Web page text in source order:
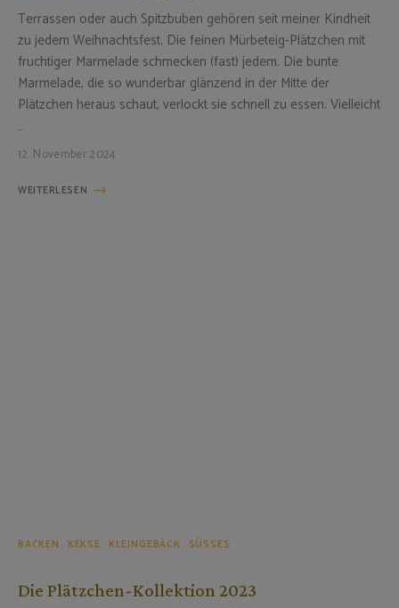
Terrassen oder auch Spitzbuben gehören seit meiner Kindheit
zu jedem Weihnachtsfest. Die feinen Mürbeteig-Plätzchen mit
fruchtiger Marmelade schmecken (fast) jedem. Die bunte
Marmelade, die so wunderbar glänzend in der Mitte der
Plätzchen heraus schaut, verlockt sie schnell zu essen. Vielleicht
…
12. November 2024
WEITERLESEN
BACKEN KEKSE KLEINGEBÄCK SÜSSES
Die Plätzchen-Kollektion 2023